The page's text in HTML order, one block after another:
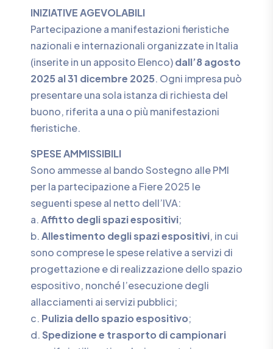
INIZIATIVE AGEVOLABILI
Partecipazione a manifestazioni fieristiche
nazionali e internazionali organizzate in Italia
(inserite in un apposito Elenco)dall’8 agosto
2025 al 31 dicembre 2025. Ogni impresa può
presentare una sola istanza di richiesta del
buono, riferita a una o più manifestazioni
fieristiche.
SPESE AMMISSIBILI
Sono ammesse al bando Sostegno alle PMI
per la partecipazione a Fiere 2025 le
seguenti spese al netto dell’IVA:
a.Affitto degli spazi espositivi;
b.Allestimento degli spazi espositivi, in cui
sono comprese le spese relative a servizi di
progettazione e di realizzazione dello spazio
espositivo, nonché l’esecuzione degli
allacciamenti ai servizi pubblici;
c. Pulizia dello spazio espositivo;
d. Spedizione e trasporto di campionari